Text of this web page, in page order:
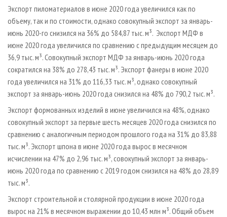
ИНСТРУМЕНТ И МАТЕРИАЛЫ
БИБЛИОТЕКА СПЕЦИАЛИСТА
Экспорт пиломатериалов в июне 2020 года увеличился как по
объему, так и по стоимости, однако совокупный экспорт за январь-
июнь 2020-го снизился на 36% до 584,87 тыс. м³. Экспорт МДФ в
июне 2020 года увеличился по сравнению с предыдущим месяцем до
36,9 тыс. м³. Совокупный экспорт МДФ за январь-июнь 2020 года
сократился на 38% до 278,43 тыс. м³. Экспорт фанеры в июне 2020
года увеличился на 31% до 116,33 тыс. м³, однако совокупный
экспорт за январь-июнь 2020 года снизился на 48% до 790,2 тыс. м³.
Экспорт формованных изделий в июне увеличился на 48%, однако
совокупный экспорт за первые шесть месяцев 2020 года снизился по
сравнению с аналогичным периодом прошлого года на 31% до 83,88
тыс. м³. Экспорт шпона в июне 2020 года вырос в месячном
исчислении на 47% до 2,96 тыс. м³, совокупный экспорт за январь-
июнь 2020 года по сравнению с 2019 годом снизился на 48% до 28,89
тыс. м³.
Экспорт строительной и столярной продукции в июне 2020 года
вырос на 21% в месячном выражении до 10,43 млн м³. Общий объем